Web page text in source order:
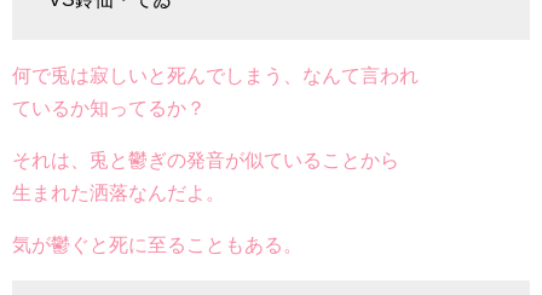
何で兎は寂しいと死んでしまう、なんて言われ
ているか知ってるか？
それは、兎と鬱ぎの発音が似ていることから
生まれた洒落なんだよ。
気が鬱ぐと死に至ることもある。